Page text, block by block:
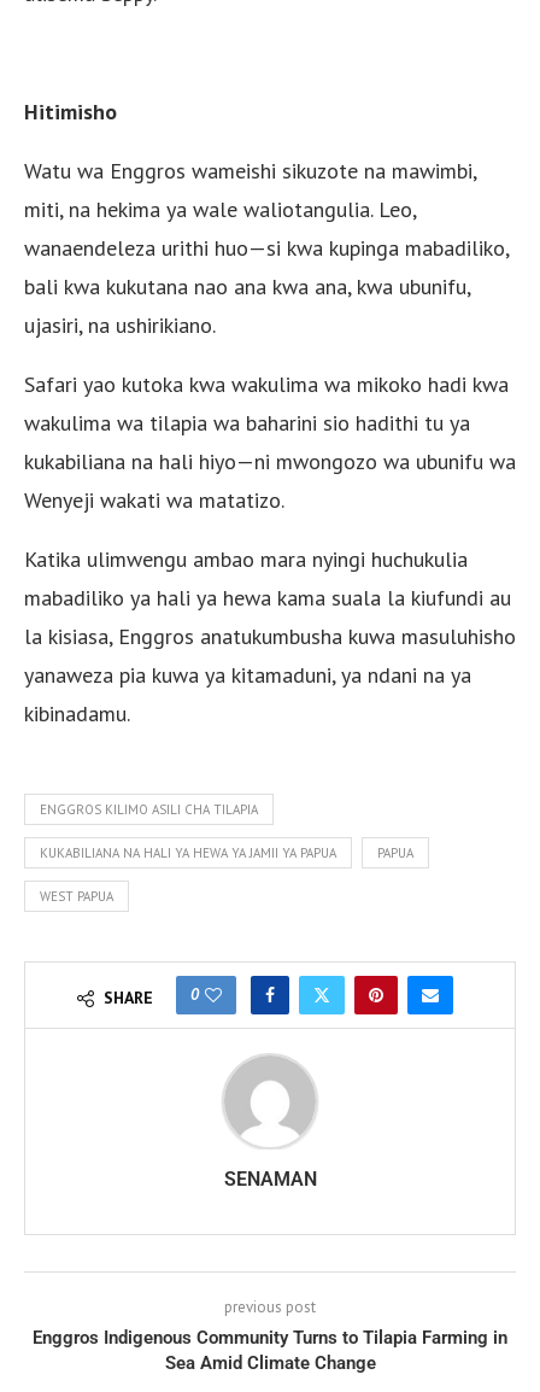
Hitimisho
Watu wa Enggros wameishi sikuzote na mawimbi,
miti, na hekima ya wale waliotangulia. Leo,
wanaendeleza urithi huo—si kwa kupinga mabadiliko,
bali kwa kukutana nao ana kwa ana, kwa ubunifu,
ujasiri, na ushirikiano.
Safari yao kutoka kwa wakulima wa mikoko hadi kwa
wakulima wa tilapia wa baharini sio hadithi tu ya
kukabiliana na hali hiyo—ni mwongozo wa ubunifu wa
Wenyeji wakati wa matatizo.
Katika ulimwengu ambao mara nyingi huchukulia
mabadiliko ya hali ya hewa kama suala la kiufundi au
la kisiasa, Enggros anatukumbusha kuwa masuluhisho
yanaweza pia kuwa ya kitamaduni, ya ndani na ya
kibinadamu.
ENGGROS KILIMO ASILI CHA TILAPIA
KUKABILIANA NA HALI YA HEWA YA JAMII YA PAPUA PAPUA
WEST PAPUA
SHARE 0
SENAMAN
previous post
Enggros Indigenous Community Turns to Tilapia Farming in
Sea Amid Climate Change